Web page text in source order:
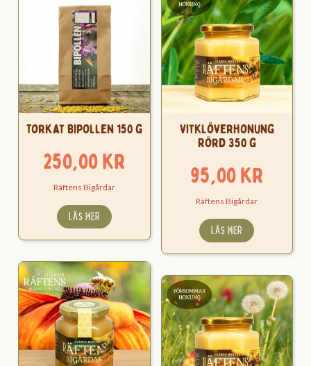
Torkat Bipollen 150 g
250,00kr
Räftens Bigårdar
LÄS MER
Vitklöverhonung
Rörd 350 g
95,00kr
Räftens Bigårdar
LÄS MER